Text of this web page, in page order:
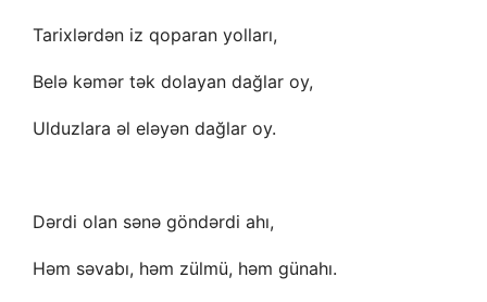
Tarixlərdən iz qoparan yolları,
Belə kəmər tək dolayan dağlar oy,
Ulduzlara əl eləyən dağlar oy.
Dərdi olan sənə göndərdi ahı,
Həm səvabı, həm zülmü, həm günahı.